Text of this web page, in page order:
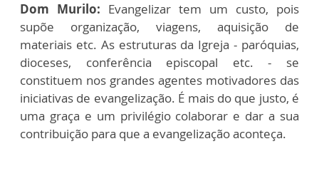
Dom Murilo: Evangelizar tem um custo, pois
supõe organização, viagens, aquisição de
materiais etc. As estruturas da Igreja - paróquias,
dioceses, conferência episcopal etc. - se
constituem nos grandes agentes motivadores das
iniciativas de evangelização. É mais do que justo, é
uma graça e um privilégio colaborar e dar a sua
contribuição para que a evangelização aconteça.